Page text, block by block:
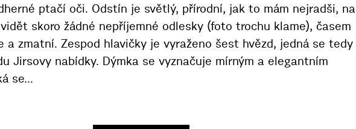
ptačí oči. Odstín je světlý, přírodní, jak to mám nejradši, na
skoro žádné nepříjemné odlesky (foto trochu klame), časem
a zmatní. Zespod hlavičky je vyraženo šest hvězd, jedná se tedy
Jirsovy nabídky. Dýmka se vyznačuje mírným a elegantním
se...